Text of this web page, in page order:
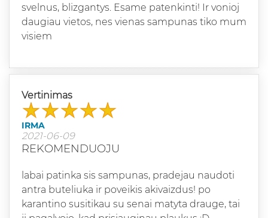
svelnus, blizgantys. Esame patenkinti! Ir vonioj
daugiau vietos, nes vienas sampunas tiko mum
visiem
Vertinimas
IRMA
2021-06-09
REKOMENDUOJU
labai patinka sis sampunas, pradejau naudoti
antra buteliuka ir poveikis akivaizdus! po
karantino susitikau su senai matyta drauge, tai